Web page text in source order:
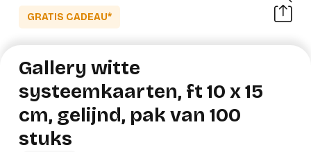
GRATIS CADEAU*
Gallery witte
systeemkaarten, ft 10 x 15
cm, gelijnd, pak van 100
stuks